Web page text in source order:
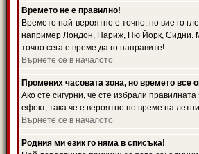
Времето не е правилно!
Времето най-вероятно е точно, но вие го
например Лондон, Париж, Ню Йорк, Сидни.
точно сега е време да го направите!
Върнете се в началото
Промених часовата зона, но времето все
Ако сте сигурни, че сте избрали
ефект, така че е вероятно по време на
Върнете се в началото
Родния ми език го няма в списъка!